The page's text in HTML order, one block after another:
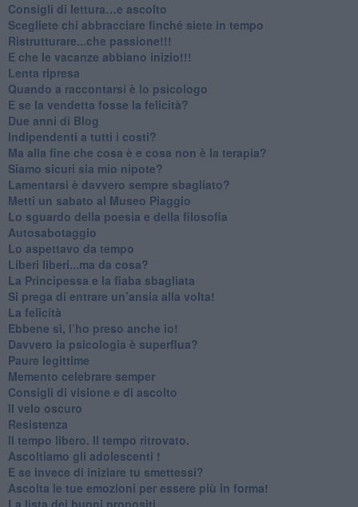
​Consigli di lettura…e ascolto
​Scegliete chi abbracciare finché siete in tempo
​Ristrutturare...che passione!!!
​E che le vacanze abbiano inizio!!!
​Lenta ripresa
​Quando a raccontarsi è lo psicologo
​E se la vendetta fosse la felicità?
​Due anni di Blog
​Indipendenti a tutti i costi?
​Ma alla fine che cosa è e cosa non è la terapia?
​Siamo sicuri sia mio nipote?
​Lamentarsi è davvero sempre sbagliato?
​Metti un sabato al Museo Piaggio
​Lo sguardo della poesia e della filosofia
Autosabotaggio
​Lo aspettavo da tempo
​Liberi liberi...ma da cosa?
​La Principessa e la fiaba sbagliata
Si prega di entrare un’ansia alla volta!
​La felicità
​Ebbene sì, l’ho preso anche io!
​Davvero la psicologia è superflua?
Paure legittime
​Memento celebrare semper
​Consigli di visione e di ascolto
​Il velo oscuro
Resistenza
​Il tempo libero. Il tempo ritrovato.
Ascoltiamo gli adolescenti !
​E se invece di iniziare tu smettessi?
​Ascolta le tue emozioni per essere più in forma!
​La lista dei buoni propositi